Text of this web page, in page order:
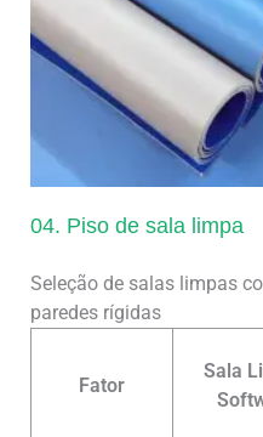
04. Piso de sala limpa
Seleção de salas limpas
paredes rígidas
Fator
Sala